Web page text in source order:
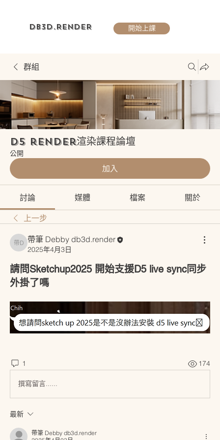
DB3D.RENDER 開始上課
群組
D5 render渲染課程論壇
公開
加入
討論 媒體 檔案 關於
上一步
帶筆 Debby db3d.render
帶筆 Debby db3d.render
2025年4月3日
請問Sketchup2025 開始支援D5 live sync同步
外掛了嗎
1 174
撰寫留言......
最新
帶筆 Debby db3d.render